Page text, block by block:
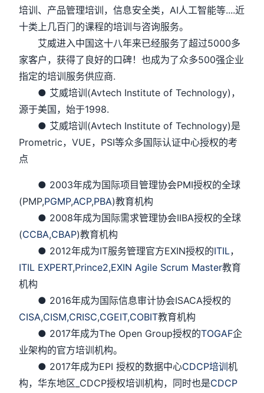
培训、产品管理培训，信息安全类，AI人工智能等....近
十类上几百门的课程的培训与咨询服务。
艾威进入中国这十八年来已经服务了超过5000多
家客户，获得了良好的口碑！也成为了众多500强企业
指定的培训服务供应商.
● 艾威培训(Avtech Institute of Technology)，
源于美国，始于1998.
● 艾威培训(Avtech Institute of Technology)是
Prometric，VUE，PSI等众多国际认证中心授权的考
点
● 2003年成为国际项目管理协会PMI授权的全球
(PMP,PGMP,ACP,PBA)教育机构
● 2008年成为国际需求管理协会IIBA授权的全球
(CCBA,CBAP)教育机构
● 2012年成为IT服务管理官方EXIN授权的ITIL，
ITIL EXPERT,Prince2,EXIN Agile Scrum Master教育
机构
● 2016年成为国际信息审计协会ISACA授权的
CISA,CISM,CRISC,CGEIT,COBIT教育机构
● 2017年成为The Open Group授权的TOGAF企
业架构的官方培训机构。
● 2017年成为EPI 授权的数据中心CDCP培训机
构，华东地区_CDCP授权培训机构，同时也是CDCP